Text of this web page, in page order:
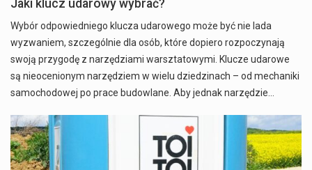
Jaki klucz udarowy wybrać?
Wybór odpowiedniego klucza udarowego może być nie lada
wyzwaniem, szczególnie dla osób, które dopiero rozpoczynają
swoją przygodę z narzędziami warsztatowymi. Klucze udarowe
są nieocenionym narzędziem w wielu dziedzinach – od mechaniki
samochodowej po prace budowlane. Aby jednak narzędzie…